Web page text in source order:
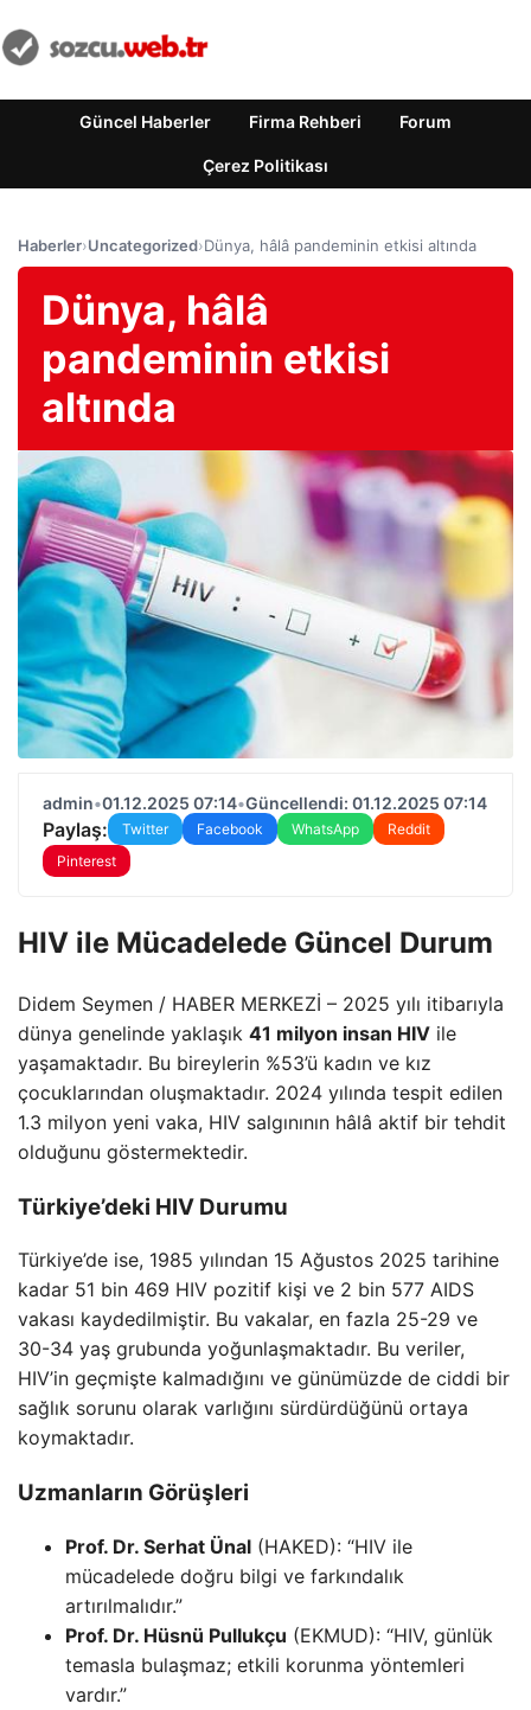
Güncel Haberler Firma Rehberi Forum
Çerez Politikası
Haberler›Uncategorized›Dünya, hâlâ pandeminin etkisi altında
Dünya, hâlâ
pandeminin etkisi
altında
admin•01.12.2025 07:14•Güncellendi: 01.12.2025 07:14
Paylaş: Twitter Facebook WhatsApp
Reddit
Pinterest
HIV ile Mücadelede Güncel Durum
Didem Seymen / HABER MERKEZİ – 2025 yılı itibarıyla
dünya genelinde yaklaşık 41 milyon insan HIV ile
yaşamaktadır. Bu bireylerin %53’ü kadın ve kız
çocuklarından oluşmaktadır. 2024 yılında tespit edilen
1.3 milyon yeni vaka, HIV salgınının hâlâ aktif bir tehdit
olduğunu göstermektedir.
Türkiye’deki HIV Durumu
Türkiye’de ise, 1985 yılından 15 Ağustos 2025 tarihine
kadar 51 bin 469 HIV pozitif kişi ve 2 bin 577 AIDS
vakası kaydedilmiştir. Bu vakalar, en fazla 25-29 ve
30-34 yaş grubunda yoğunlaşmaktadır. Bu veriler,
HIV’in geçmişte kalmadığını ve günümüzde de ciddi bir
sağlık sorunu olarak varlığını sürdürdüğünü ortaya
koymaktadır.
Uzmanların Görüşleri
Prof. Dr. Serhat Ünal (HAKED): “HIV ile
mücadelede doğru bilgi ve farkındalık
artırılmalıdır.”
Prof. Dr. Hüsnü Pullukçu (EKMUD): “HIV, günlük
temasla bulaşmaz; etkili korunma yöntemleri
vardır.”